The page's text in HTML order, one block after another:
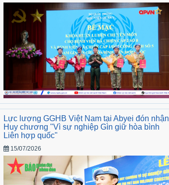
Lực lượng GGHB Việt Nam tại Abyei đón nhận
Huy chương "Vì sự nghiệp Gìn giữ hòa bình
Liên hợp quốc"
15/07/2026